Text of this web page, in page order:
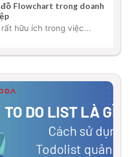
đồ Flowchart trong doanh
hữu ích trong việc...